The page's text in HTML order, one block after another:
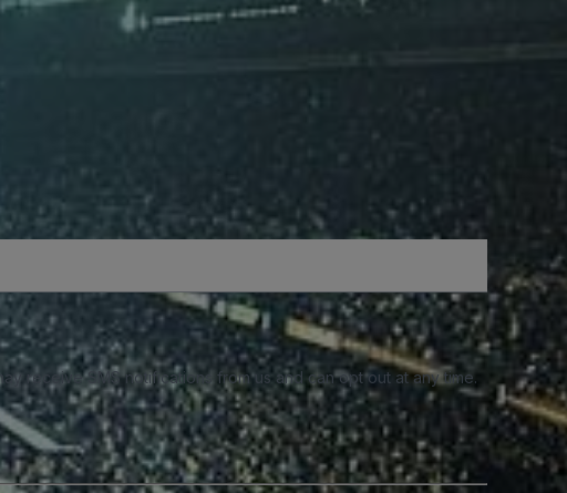
receive SMS notifications from us and can opt out at any time.